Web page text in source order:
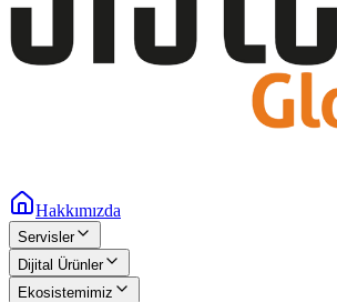
Hakkımızda
Servisler
Dijital Ürünler
Ekosistemimiz